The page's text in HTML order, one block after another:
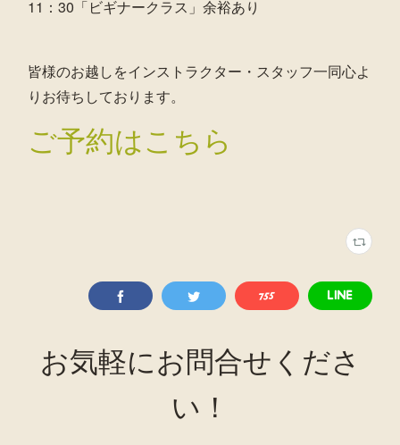
11：30「ビギナークラス」余裕あり
皆様のお越しをインストラクター・スタッフ一同心よ
りお待ちしております。
ご予約はこちら
お気軽にお問合せくださ
い！